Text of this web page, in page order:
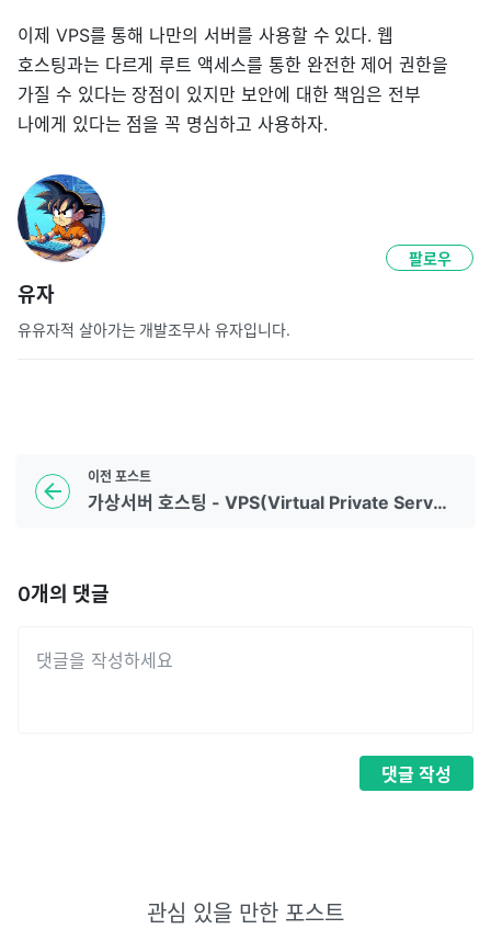
이제 VPS를 통해 나만의 서버를 사용할 수 있다. 웹
호스팅과는 다르게 루트 액세스를 통한 완전한 제어 권한을
가질 수 있다는 장점이 있지만 보안에 대한 책임은 전부
나에게 있다는 점을 꼭 명심하고 사용하자.
유자
유유자적 살아가는 개발조무사 유자입니다.
팔로우
이전 포스트
가상서버 호스팅 - VPS(Virtual Private Server) Hosting
0개의 댓글
댓글 작성
관심 있을 만한 포스트